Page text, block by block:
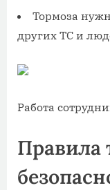
Тормоза
других ТС и
Работа
Правила